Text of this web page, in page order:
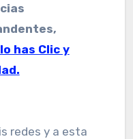
has Clic y
redes y a esta